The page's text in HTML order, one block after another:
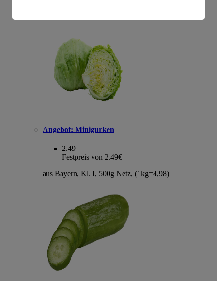
Angebot: Minigurken
2.49
Festpreis von 2.49€
aus Bayern, Kl. I, 500g Netz, (1kg=4,98)
Informationen zum Herausgeber der Seite findest du